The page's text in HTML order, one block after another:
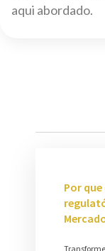
aqui abordado.
Por